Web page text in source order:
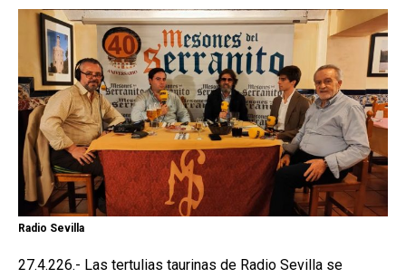
Radio Sevilla
27.4.226.- Las tertulias taurinas de Radio Sevilla se